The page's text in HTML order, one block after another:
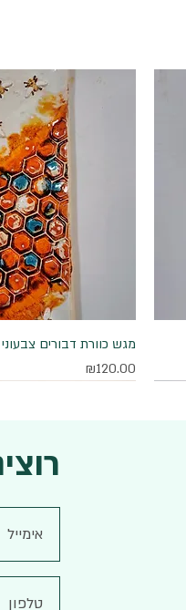
תצוגה
מגש כוורת דבורים צבעוני
מחיר
₪120.00